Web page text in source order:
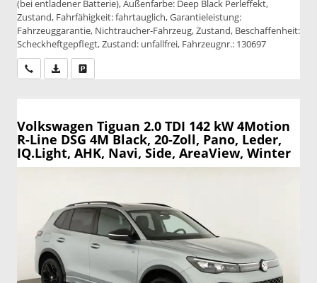
(bei entladener Batterie), Außenfarbe: Deep Black Perleffekt,
Zustand, Fahrfähigkeit: fahrtauglich, Garantieleistung:
Fahrzeuggarantie, Nichtraucher-Fahrzeug, Zustand, Beschaffenheit:
Scheckheftgepflegt, Zustand: unfallfrei, Fahrzeugnr.: 130697
Wir rufen Sie anPDF-Datei, Fahrzeugexposé drucken
Volkswagen Tiguan 2.0 TDI 142 kW 4Motion
R-Line DSG 4M Black, 20-Zoll, Pano, Leder,
IQ.Light, AHK, Navi, Side, AreaView, Winter